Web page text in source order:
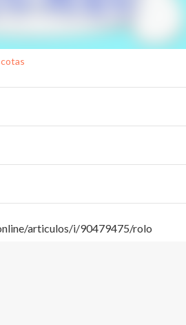
articulos/i/90479475/rolo